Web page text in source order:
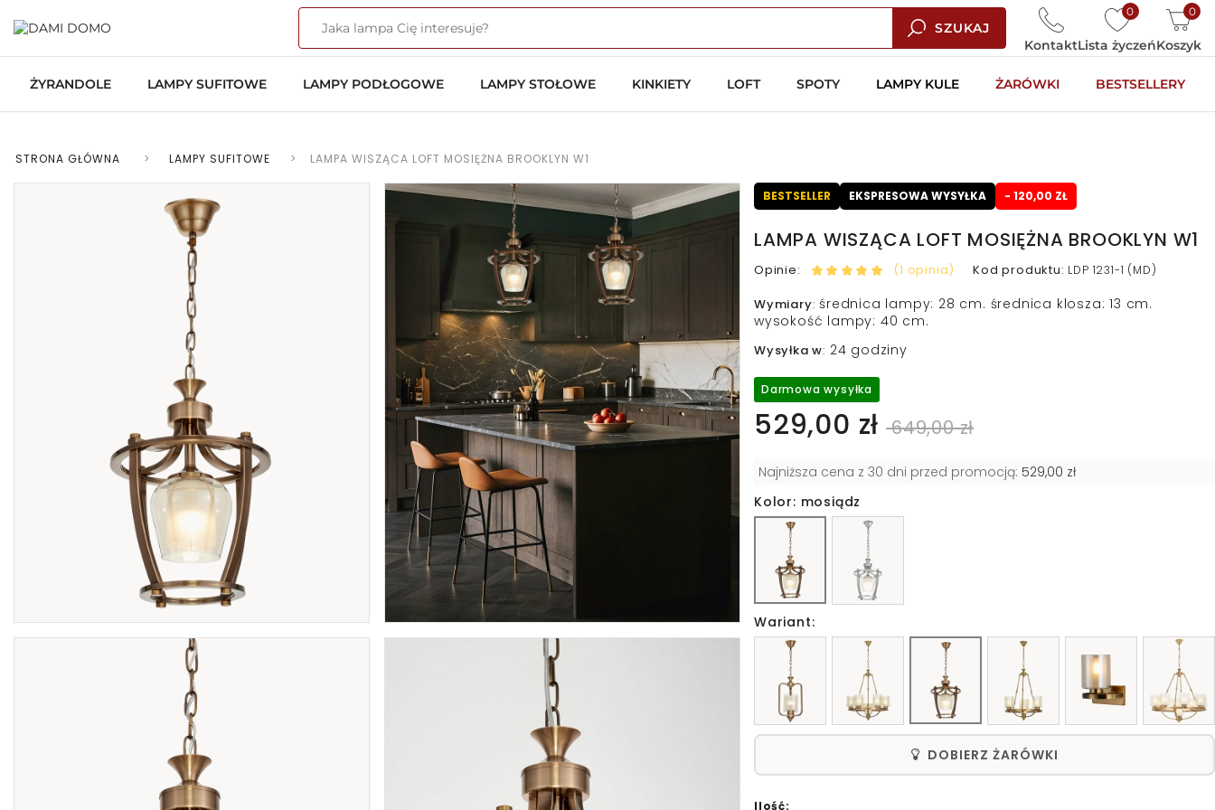
SZUKAJ
0
Lista życzeń
0
Koszyk
Kontakt
ŻYRANDOLE LAMPY SUFITOWE LAMPY PODŁOGOWE LAMPY STOŁOWE KINKIETY LOFT SPOTY LAMPY KULE ŻARÓWKI BESTSELLERY
STRONA GŁÓWNA > LAMPY SUFITOWE > LAMPA WISZĄCA LOFT MOSIĘŻNA BROOKLYN W1
BESTSELLER EKSPRESOWA WYSYŁKA - 120,00 ZŁ
LAMPA WISZĄCA LOFT MOSIĘŻNA BROOKLYN W1
Opinie: (1 opinia) Kod produktu: LDP 1231-1 (MD)
Wymiary: średnica lampy: 28 cm. średnica klosza: 13 cm.
wysokość lampy: 40 cm.
Wysyłka w: 24 godziny
Darmowa wysyłka
529,00 zł 649,00 zł
Najniższa cena z 30 dni przed promocją: 529,00 zł
Kolor: mosiądz
Wariant:
DOBIERZ ŻARÓWKI
Ilość: